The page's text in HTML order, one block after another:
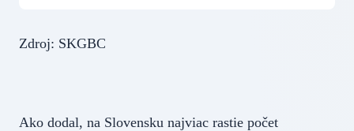
Zdroj: SKGBC
Ako dodal, na Slovensku najviac rastie počet